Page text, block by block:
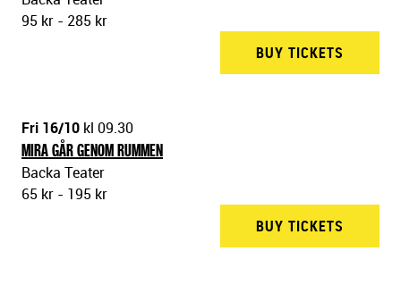
95 kr - 285 kr
BUY TICKETS
Fri 16/10 kl 09.30
MIRA GÅR GENOM RUMMEN
Backa Teater
65 kr - 195 kr
BUY TICKETS